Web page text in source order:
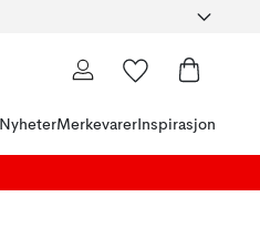
NyheterMerkevarer Inspirasjon